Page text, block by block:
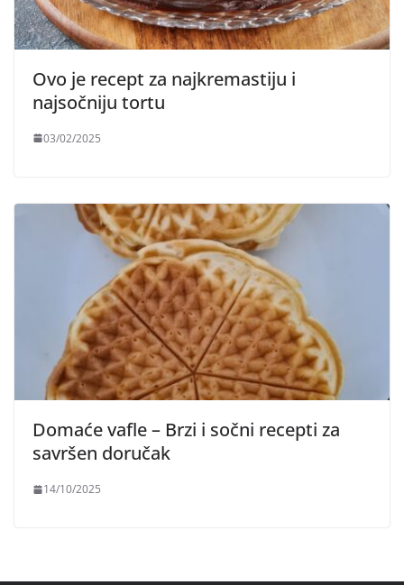
Ovo je recept za najkremastiju i
najsočniju tortu
03/02/2025
Domaće vafle – Brzi i sočni recepti za
savršen doručak
14/10/2025